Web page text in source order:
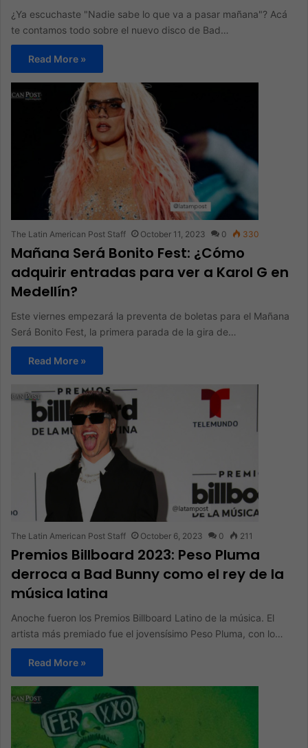
¿Ya escuchaste "Nadie sabe lo que va a pasar mañana"? Acá
te contamos todo sobre el nuevo disco de Bad…
Read More »
The Latin American Post Staff October 11, 2023 0 330
Mañana Será Bonito Fest: ¿Cómo
adquirir entradas para ver a Karol G en
Medellín?
Este viernes empezará la preventa de boletas para el Mañana
Será Bonito Fest, la primera parada de la gira de…
Read More »
The Latin American Post Staff October 6, 2023 0 211
Premios Billboard 2023: Peso Pluma
derroca a Bad Bunny como el rey de la
música latina
Anoche fueron los Premios Billboard Latino de la música. El
artista más premiado fue el jovensísimo Peso Pluma, con lo…
Read More »